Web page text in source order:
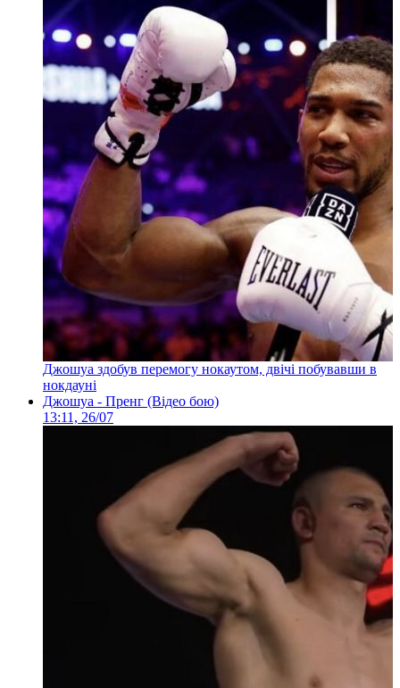
Джошуа здобув перемогу нокаутом, двічі побувавши в
нокдауні
Джошуа - Пренг (Відео бою)
13:11, 26/07